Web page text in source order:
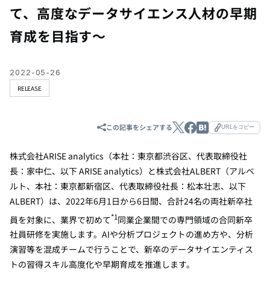
成長支援
キャリア開発
働く環境
て、高度なデータサイエンス人材の早期
育成を目指す～
RELEASE
2022-05-26
この記事をシェアする URLをコピー
株式会社ARISE analytics（本社：東京都渋谷区、代表取締役社
長：家中仁、以下 ARISE analytics）と株式会社ALBERT（アルベ
ルト、本社：東京都新宿区、代表取締役社長：松本壮志、以下
ALBERT）は、2022年6月1日から6日間、合計24名の両社新卒社
員を対象に、業界で初めて*1同業企業間での専門領域の合同新卒
社員研修を実施します。AIや分析プロジェクトの進め方や、分析
演習等を混成チームで行うことで、新卒のデータサイエンティス
トの習得スキル高度化や早期育成を推進します。